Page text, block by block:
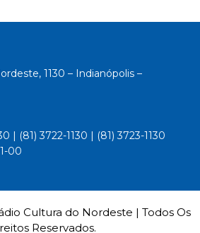
1130 – Indianópolis –
| (81) 3722-1130 | (81) 3723-1130
00
Cultura do Nordeste | Todos Os
Reservados.